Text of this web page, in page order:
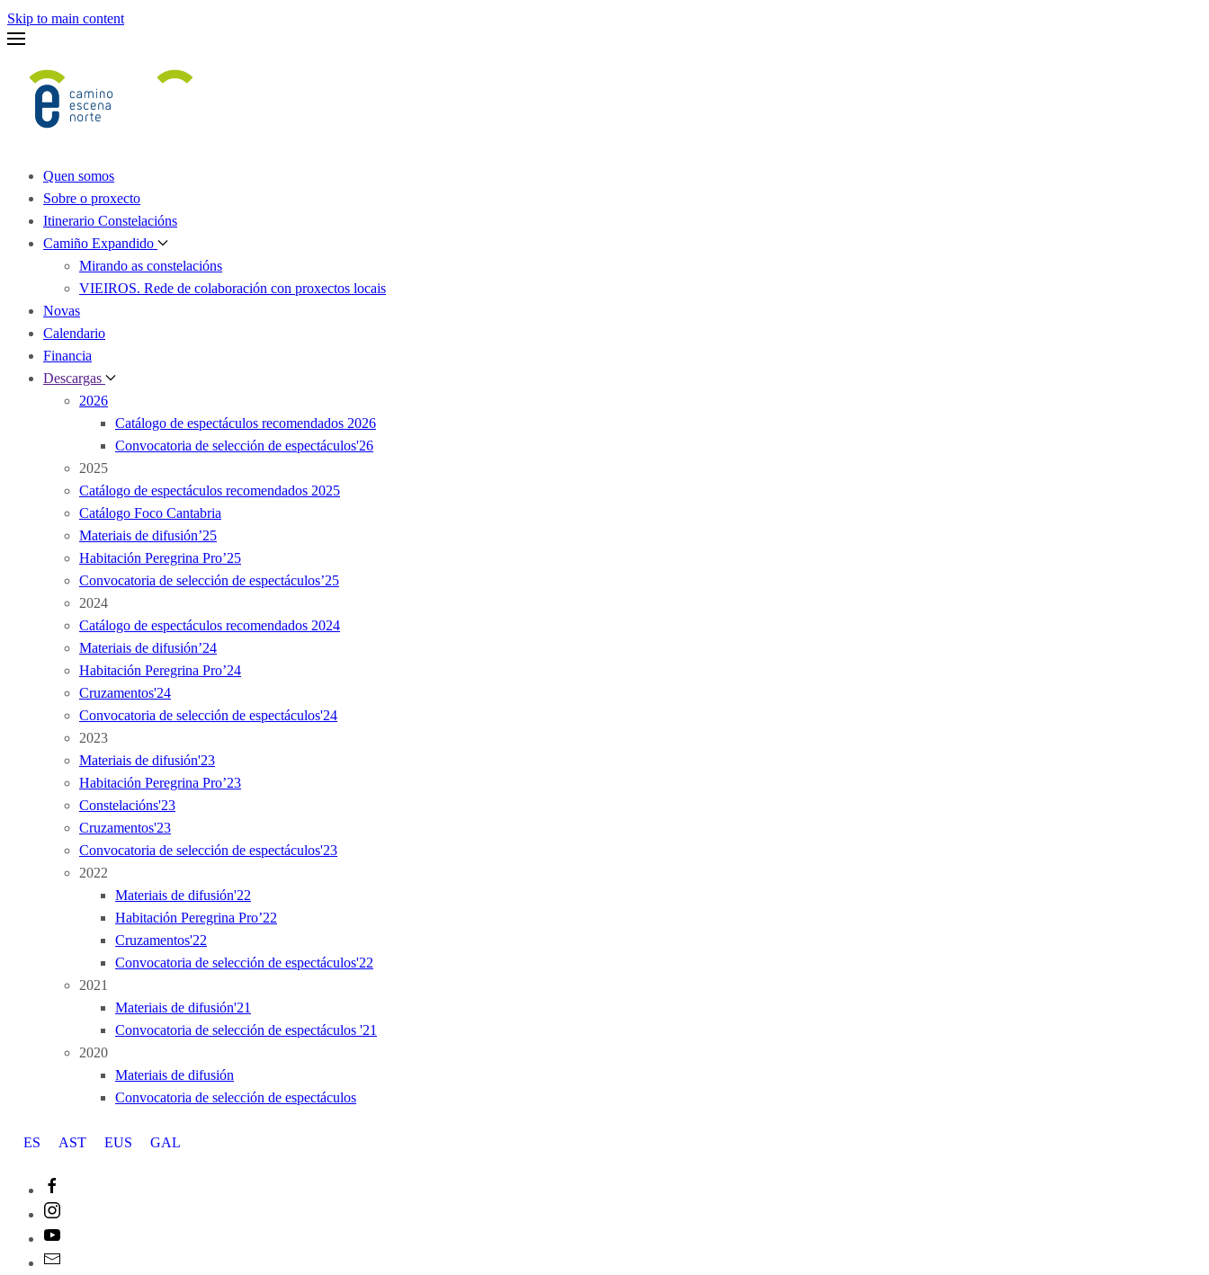
Skip to main content
Quen somos
Sobre o proxecto
Itinerario Constelacións
Camiño Expandido
Mirando as constelacións
VIEIROS. Rede de colaboración con proxectos locais
Novas
Calendario
Financia
Descargas
2026
Catálogo de espectáculos recomendados 2026
Convocatoria de selección de espectáculos'26
2025
Catálogo de espectáculos recomendados 2025
Catálogo Foco Cantabria
Materiais de difusión’25
Habitación Peregrina Pro’25
Convocatoria de selección de espectáculos’25
2024
Catálogo de espectáculos recomendados 2024
Materiais de difusión’24
Habitación Peregrina Pro’24
Cruzamentos'24
Convocatoria de selección de espectáculos'24
2023
Materiais de difusión'23
Habitación Peregrina Pro’23
Constelacións'23
Cruzamentos'23
Convocatoria de selección de espectáculos'23
2022
Materiais de difusión'22
Habitación Peregrina Pro’22
Cruzamentos'22
Convocatoria de selección de espectáculos'22
2021
Materiais de difusión'21
Convocatoria de selección de espectáculos '21
2020
Materiais de difusión
Convocatoria de selección de espectáculos
ES AST EUS GAL